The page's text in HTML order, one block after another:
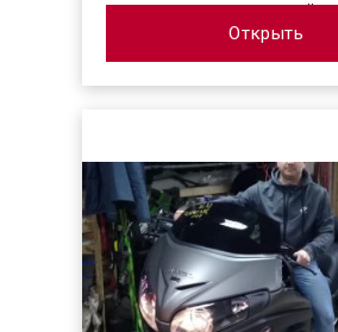
огорчило отсутствие
Открыть